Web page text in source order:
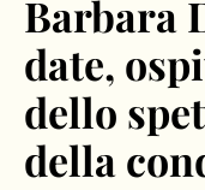
Barbara
date,
dello
della